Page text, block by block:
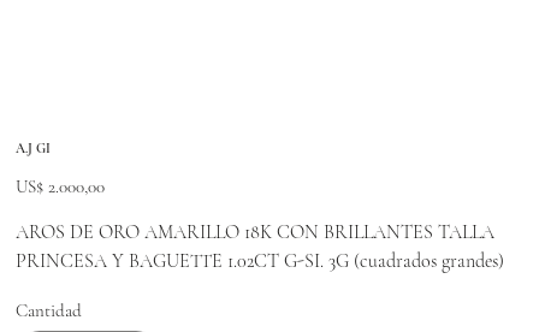
A.J GI
US$ 2.000,00
AROS DE ORO AMARILLO 18K CON BRILLANTES TALLA
PRINCESA Y BAGUETTE 1.02CT G-SI. 3G (cuadrados grandes)
Cantidad